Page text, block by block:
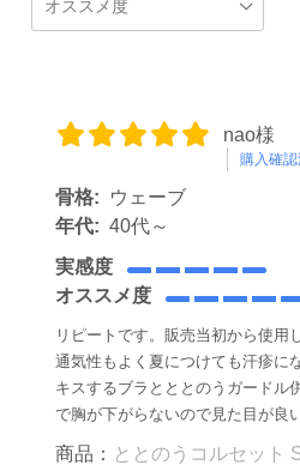
nao様
購入確
骨格:
ウェーブ
年代: 40代～
実感度
オススメ度
リピートです。販売当初から使用
通気性もよく夏につけても汗疹に
キスするブラとととのうガードル
で胸が下がらないので見た目が良
商品： ととのうコルセット